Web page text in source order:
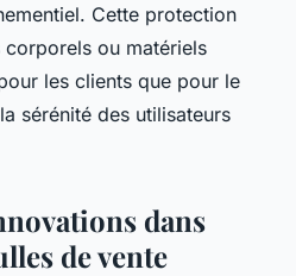
Cette protection
ou matériels
les clients que pour le
sérénité des utilisateurs
dans
de vente